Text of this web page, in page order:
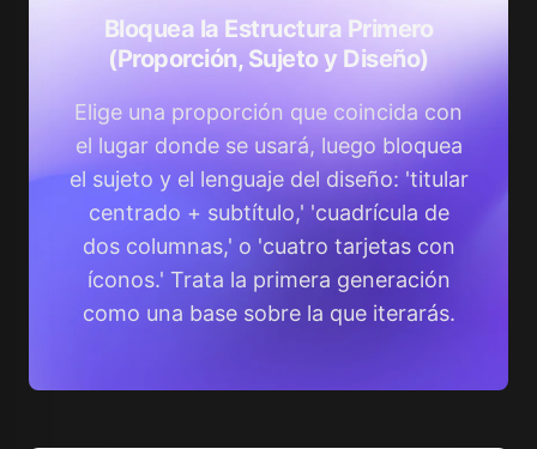
Bloquea la Estructura Primero
(Proporción, Sujeto y Diseño)
Elige una proporción que coincida con
el lugar donde se usará, luego bloquea
el sujeto y el lenguaje del diseño: 'titular
centrado + subtítulo,' 'cuadrícula de
dos columnas,' o 'cuatro tarjetas con
íconos.' Trata la primera generación
como una base sobre la que iterarás.